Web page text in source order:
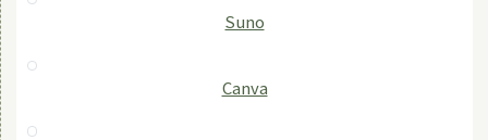
Suno
Canva